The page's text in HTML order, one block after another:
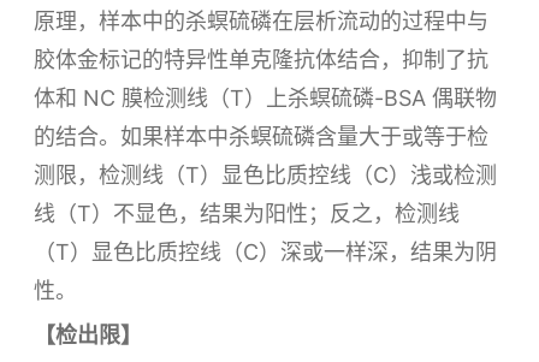
原理，样本中的杀螟硫磷在层析流动的过程中与
胶体金标记的特异性单克隆抗体结合，抑制了抗
体和 NC 膜检测线（T）上杀螟硫磷-BSA 偶联物
的结合。如果样本中杀螟硫磷含量大于或等于检
测限，检测线（T）显色比质控线（C）浅或检测
线（T）不显色，结果为阳性；反之，检测线
（T）显色比质控线（C）深或一样深，结果为阴
性。
【检出限】